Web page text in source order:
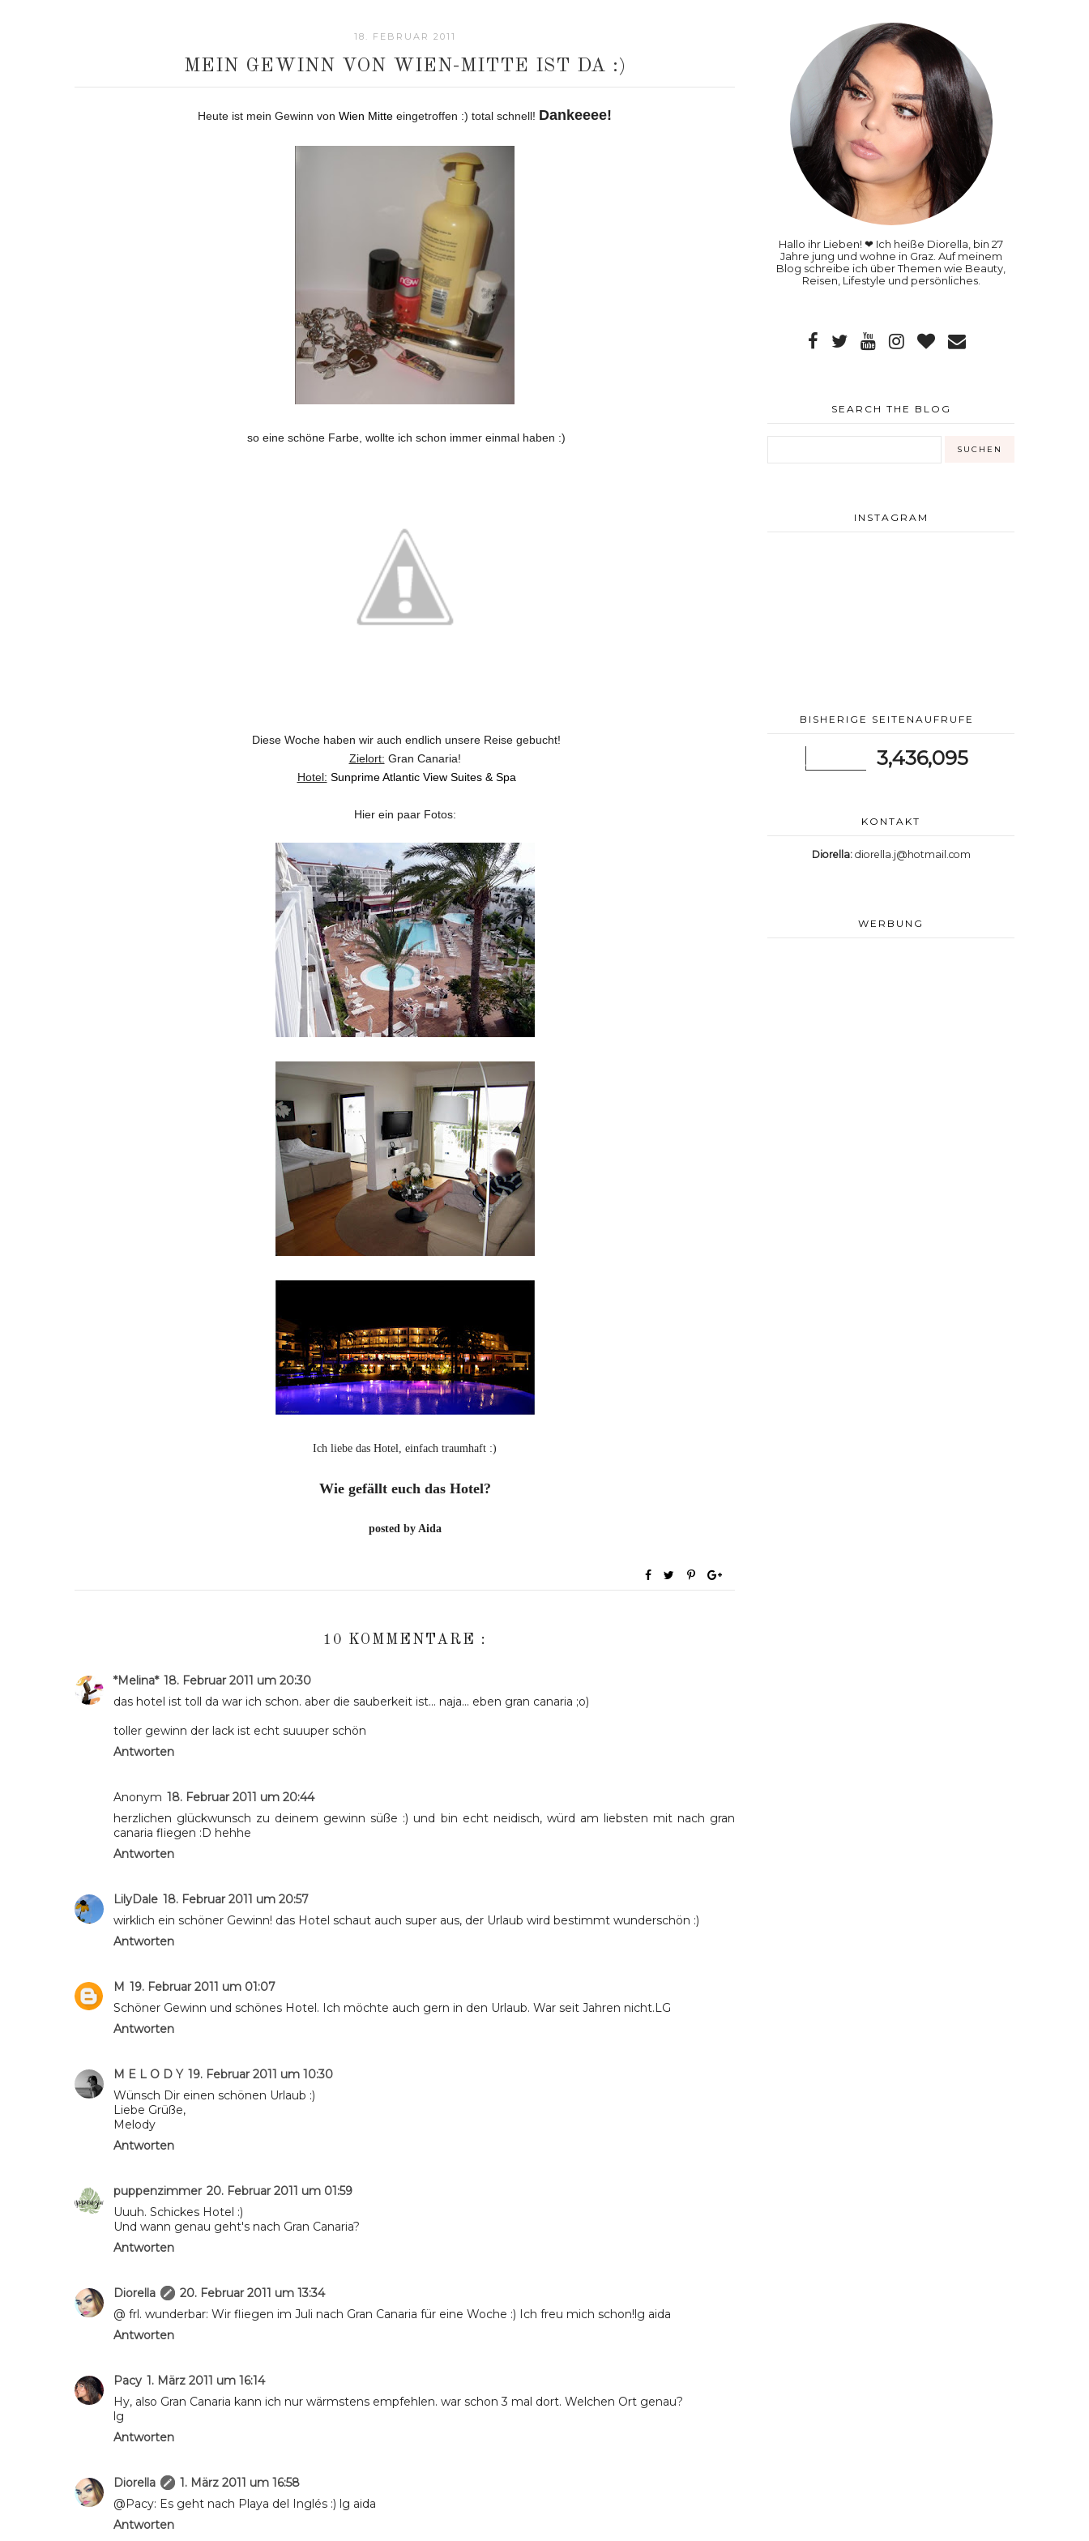
18. FEBRUAR 2011
MEIN GEWINN VON WIEN-MITTE IST DA :)
Heute ist mein Gewinn von Wien Mitte eingetroffen :) total schnell! Dankeeee!
so eine schöne Farbe, wollte ich schon immer einmal haben :)
Diese Woche haben wir auch endlich unsere Reise gebucht!
Zielort: Gran Canaria!
Hotel: Sunprime Atlantic View Suites & Spa
Hier ein paar Fotos:
Ich liebe das Hotel, einfach traumhaft :)
Wie gefällt euch das Hotel?
posted by Aida
10 KOMMENTARE :
*Melina* 18. Februar 2011 um 20:30
das hotel ist toll da war ich schon. aber die sauberkeit ist... naja... eben gran canaria ;o)
toller gewinn der lack ist echt suuuper schön
Antworten
Anonym 18. Februar 2011 um 20:44
herzlichen glückwunsch zu deinem gewinn süße :) und bin echt neidisch, würd am liebsten mit nach gran
canaria fliegen :D hehhe
Antworten
LilyDale 18. Februar 2011 um 20:57
wirklich ein schöner Gewinn! das Hotel schaut auch super aus, der Urlaub wird bestimmt wunderschön :)
Antworten
M 19. Februar 2011 um 01:07
Schöner Gewinn und schönes Hotel. Ich möchte auch gern in den Urlaub. War seit Jahren nicht.LG
Antworten
M E L O D Y 19. Februar 2011 um 10:30
Wünsch Dir einen schönen Urlaub :)
Liebe Grüße,
Melody
Antworten
puppenzimmer 20. Februar 2011 um 01:59
Uuuh. Schickes Hotel :)
Und wann genau geht's nach Gran Canaria?
Antworten
Diorella
20. Februar 2011 um 13:34
@ frl. wunderbar: Wir fliegen im Juli nach Gran Canaria für eine Woche :) Ich freu mich schon!lg aida
Antworten
Pacy 1. März 2011 um 16:14
Hy, also Gran Canaria kann ich nur wärmstens empfehlen. war schon 3 mal dort. Welchen Ort genau?
lg
Antworten
Diorella
1. März 2011 um 16:58
@Pacy: Es geht nach Playa del Inglés :) lg aida
Antworten
Hallo ihr Lieben! ❤ Ich heiße Diorella, bin 27
Jahre jung und wohne in Graz. Auf meinem
Blog schreibe ich über Themen wie Beauty,
Reisen, Lifestyle und persönliches.
SEARCH THE BLOG
INSTAGRAM
BISHERIGE SEITENAUFRUFE
3,436,095
KONTAKT
Diorella: diorella.j@hotmail.com
WERBUNG